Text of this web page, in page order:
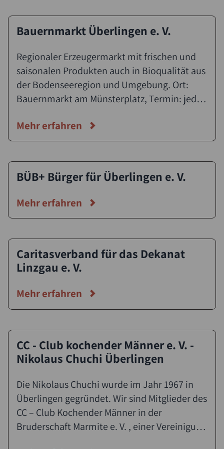
Bauernmarkt Überlingen e. V.
Regionaler Erzeugermarkt mit frischen und
saisonalen Produkten auch in Bioqualität aus
der Bodenseeregion und Umgebung. Ort:
Bauernmarkt am Münsterplatz, Termin: jeden
Mehr erfahren
BÜB+ Bürger für Überlingen e. V.
Mehr erfahren
Caritasverband für das Dekanat
Linzgau e. V.
Mehr erfahren
CC - Club kochender Männer e. V. -
Nikolaus Chuchi Überlingen
Die Nikolaus Chuchi wurde im Jahr 1967 in
Überlingen gegründet. Wir sind Mitglieder des
CC – Club Kochender Männer in der
Bruderschaft Marmite e. V. , einer Vereinigung